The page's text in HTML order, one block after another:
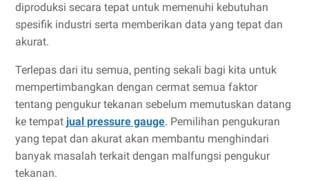
diproduksi secara tepat untuk memenuhi kebutuhan
spesifik industri serta memberikan data yang tepat dan
akurat.
Terlepas dari itu semua, penting sekali bagi kita untuk
mempertimbangkan dengan cermat semua faktor
tentang pengukur tekanan sebelum memutuskan datang
ke tempat jual pressure gauge. Pemilihan pengukuran
yang tepat dan akurat akan membantu menghindari
banyak masalah terkait dengan malfungsi pengukur
tekanan.